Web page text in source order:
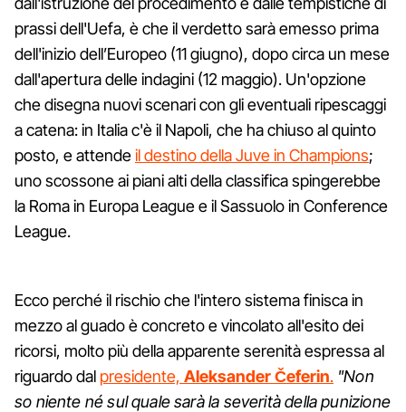
prassi dell'Uefa, è che il verdetto sarà emesso prima
dell'inizio dell’Europeo (11 giugno), dopo circa un mese
dall'apertura delle indagini (12 maggio). Un'opzione
che disegna nuovi scenari con gli eventuali ripescaggi
a catena: in Italia c'è il Napoli, che ha chiuso al quinto
posto, e attendeil destino della Juve in Champions;
uno scossone ai piani alti della classifica spingerebbe
la Roma in Europa League e il Sassuolo in Conference
League.
Ecco perché il rischio che l'intero sistema finisca in
mezzo al guado è concreto e vincolato all'esito dei
ricorsi, molto più della apparente serenità espressa al
riguardo dal presidente, Aleksander Čeferin. "Non
so niente né sul quale sarà la severità della punizione